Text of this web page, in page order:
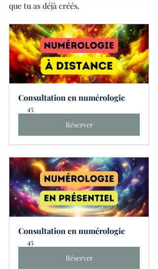
que tu as déjà créés.
Consultation en numérologie
45
Réserver
Consultation en numérologie
45
Réserver